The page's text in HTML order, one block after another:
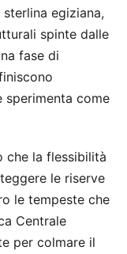
egiziana,
spinte dalle
fase di
sperimenta come
che la flessibilità
le riserve
le tempeste che
Centrale
per colmare il